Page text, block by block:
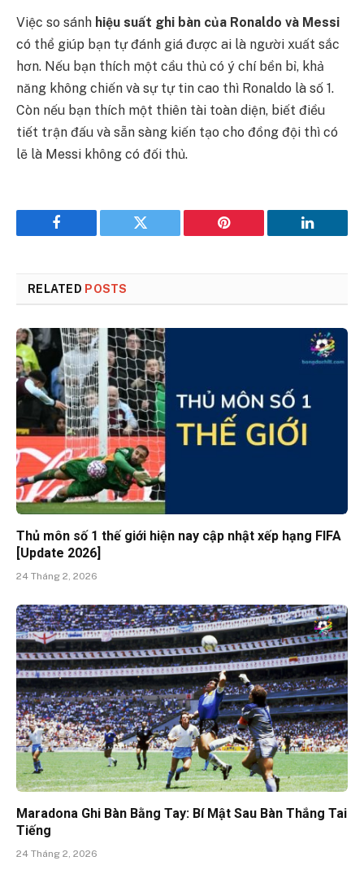
Việc so sánh hiệu suất ghi bàn của Ronaldo và Messi
có thể giúp bạn tự đánh giá được ai là người xuất sắc
hơn. Nếu bạn thích một cầu thủ có ý chí bền bỉ, khả
năng không chiến và sự tự tin cao thì Ronaldo là số 1.
Còn nếu bạn thích một thiên tài toàn diện, biết điều
tiết trận đấu và sẵn sàng kiến tạo cho đồng đội thì có
lẽ là Messi không có đối thủ.
Facebook Twitter Pinterest LinkedIn
RELATED POSTS
Thủ môn số 1 thế giới hiện nay cập nhật xếp hạng FIFA
[Update 2026]
24 Tháng 2, 2026
Maradona Ghi Bàn Bằng Tay: Bí Mật Sau Bàn Thắng Tai
Tiếng
24 Tháng 2, 2026